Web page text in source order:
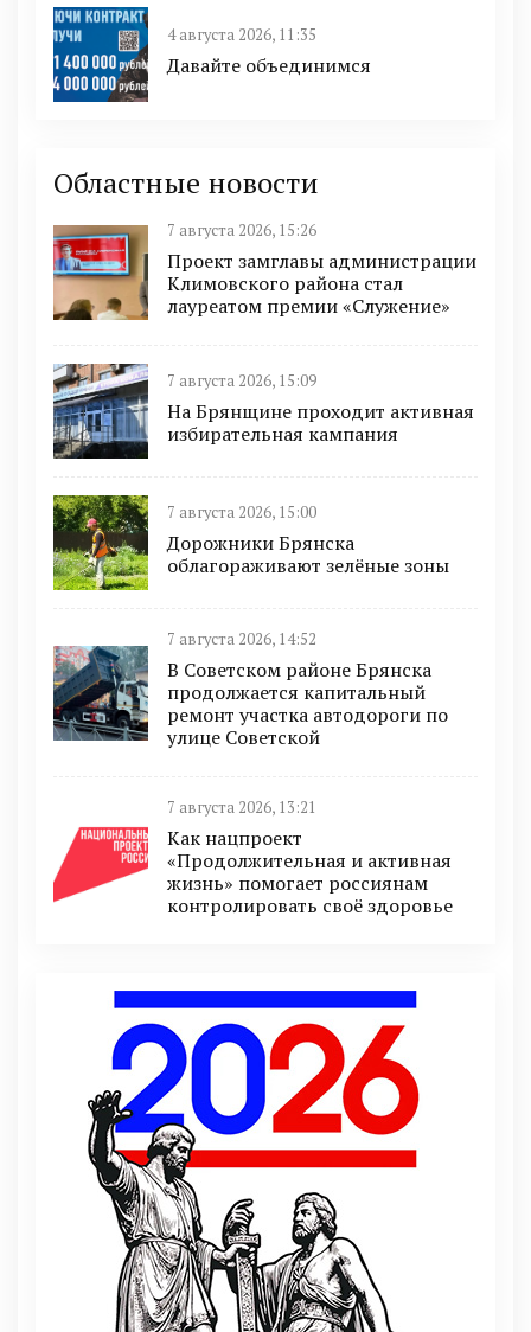
4 августа 2026, 11:35
Давайте объединимся
Областные новости
7 августа 2026, 15:26
Проект замглавы администрации
Климовского района стал
лауреатом премии «Служение»
7 августа 2026, 15:09
На Брянщине проходит активная
избирательная кампания
7 августа 2026, 15:00
Дорожники Брянска
облагораживают зелёные зоны
7 августа 2026, 14:52
В Советском районе Брянска
продолжается капитальный
ремонт участка автодороги по
улице Советской
7 августа 2026, 13:21
Как нацпроект
«Продолжительная и активная
жизнь» помогает россиянам
контролировать своё здоровье